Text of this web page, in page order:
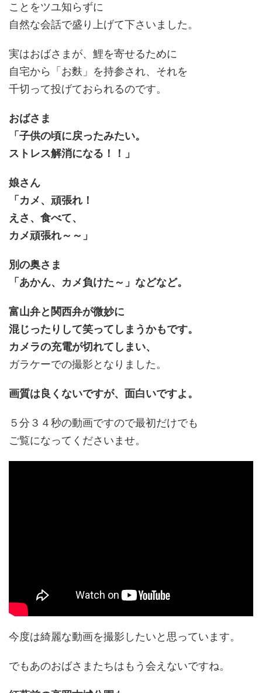
ことをツユ知らずに
自然な会話で盛り上げて下さいました。
実はおばさまが、鯉を寄せるために
自宅から「お麩」を持参され、それを
千切って投げておられるのです。
おばさま
「子供の頃に戻ったみたい。
ストレス解消になる！！」
娘さん
「カメ、頑張れ！
えさ、食べて、
カメ頑張れ～～」
別の奥さま
「あかん、カメ負けた～」などなど。
富山弁と関西弁が微妙に
混じったりして笑ってしまうかもです。
カメラの充電が切れてしまい、
ガラケーでの撮影となりました。
画質は良くないですが、面白いですよ。
５分３４秒の動画ですので最初だけでも
ご覧になってくださいませ。
今度は綺麗な動画を撮影したいと思っています。
でもあのおばさまたちはもう会えないですね。